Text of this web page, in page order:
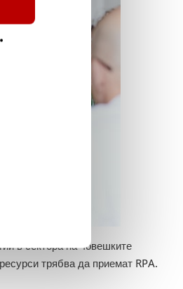
в сектора на човешките
трябва да приемат RPA.